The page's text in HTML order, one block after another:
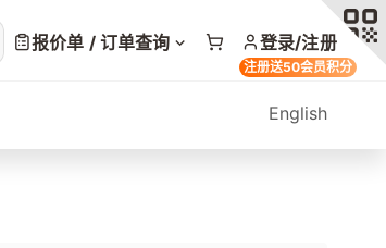
报价单 / 订单查询 登录/注册
注册送50会员积分
English